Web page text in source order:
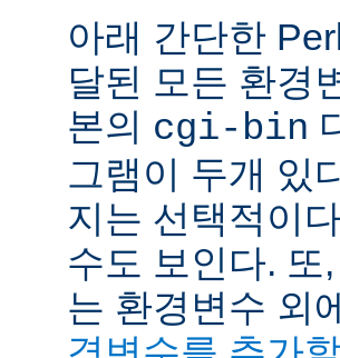
아래 간단한
달된 모든 환경
본의 cgi-bin
그램이 두개 있
지는 선택적이
수도 보인다. 또
는 환경변수 외